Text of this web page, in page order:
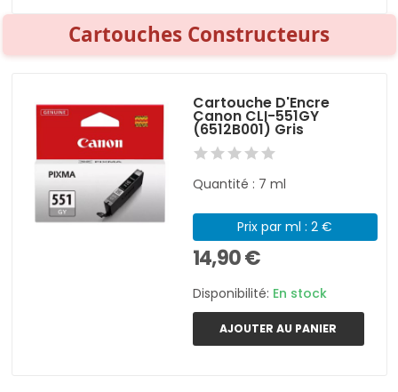
Cartouches Constructeurs
Cartouche D'Encre
Canon CLI-551GY
(6512B001) Gris
Quantité : 7 ml
Prix par ml : 2 €
14,90 €
Disponibilité: En stock
AJOUTER AU PANIER